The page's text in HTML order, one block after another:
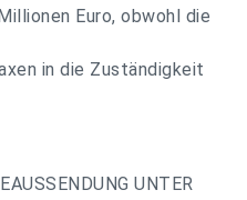
Euro, obwohl die
in die Zuständigkeit
UNTER